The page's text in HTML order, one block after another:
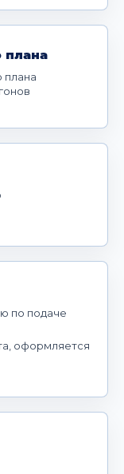
плана
плана
по подаче
оформляется